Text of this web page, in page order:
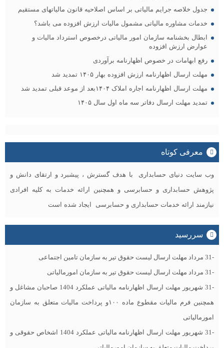
جدول خلاصه جرایم مالیاتی بر اساس اصلاحیه قانون مالیاتهای مستقیم
خدمات مشاوره مالیاتی مشمول مالیات ارزش افزوده می باشد؟
ابطال بخشنامه سازمان امور مالیاتی درخصوص استرداد مالیات و
عوارض ارزش افزوده
رفع ابهامات در خصوص اظهارنامه برآوردی
مهلت ارسال اظهارنامه ارزش افزوده بهار ۱۴۰۵ تمدید شد
مهلت ارسال اظهارنامه اجاره املاک ۱۴۰۴بعد از موعد قبلی تمدید شد
تمدید مهلت ارسال دفاتر سه ماه اول سال ۱۴۰۵
معرفی کوتاه
وب سایت دنیای حسابداری با هدف گسترش ، پیشبرد و ارتقای دانش و
پژوهش حسابداری و حسابرسی و همچنین ارائه خدمات به کلیه افرادی
نیازمند ارائه خدمات حسابداری و حسابرسی ایجاد شده است
سررسید
-31 مرداد مهلت ارسال ليست حقوق تیر به سازمان تامین اجتماعی
-31 مرداد مهلت ارسال ليست حقوق تیر به سازمان امورمالیاتی
-31 شهریور مهلت ارسال اظهارنامه مالیاتی عملکرد 1404 صاحبان مشاغل و
همچنین فرم مالیات مقطوع ماده ۱۰۰و پرداخت مالیات متعلق به سازمان
امورمالیاتی
-31 شهریور مهلت ارسال اظهارنامه مالیاتی عملکرد 1404 اشخاص حقوقی و